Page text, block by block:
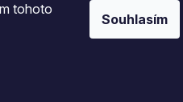
tohoto
Souhlasím